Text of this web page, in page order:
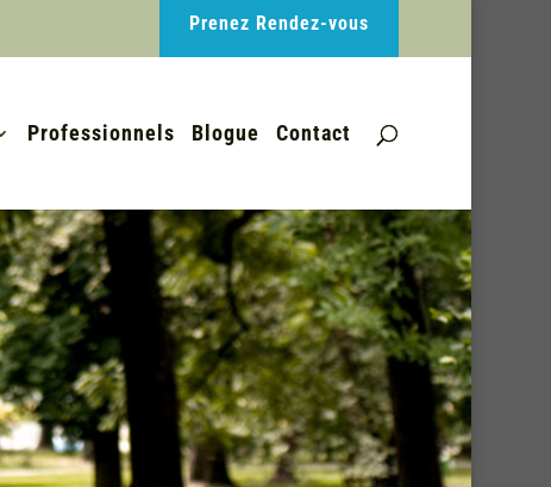
Prenez Rendez-vous
Professionnels Blogue Contact